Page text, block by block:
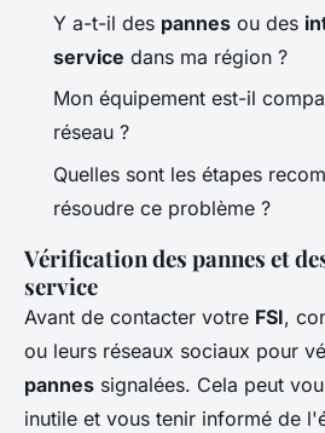
Y a-t-il des pannes ou des
service dans ma région ?
Mon équipement est-il
réseau ?
Quelles sont les étapes
résoudre ce problème ?
Vérification des pannes et
service
Avant de contacter votre FSI,
ou leurs réseaux sociaux pour
pannes signalées. Cela peut
inutile et vous tenir informé de